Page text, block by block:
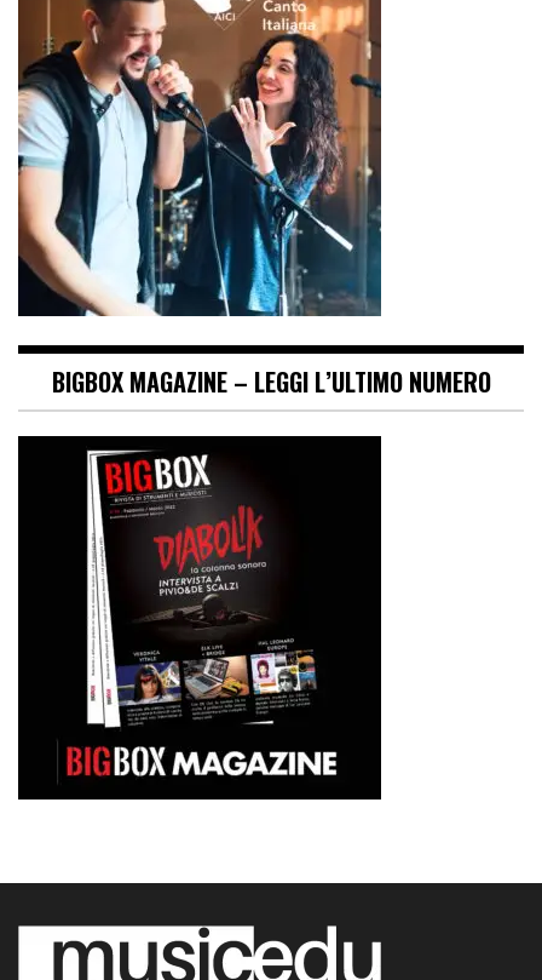
BIGBOX MAGAZINE – LEGGI L’ULTIMO NUMERO